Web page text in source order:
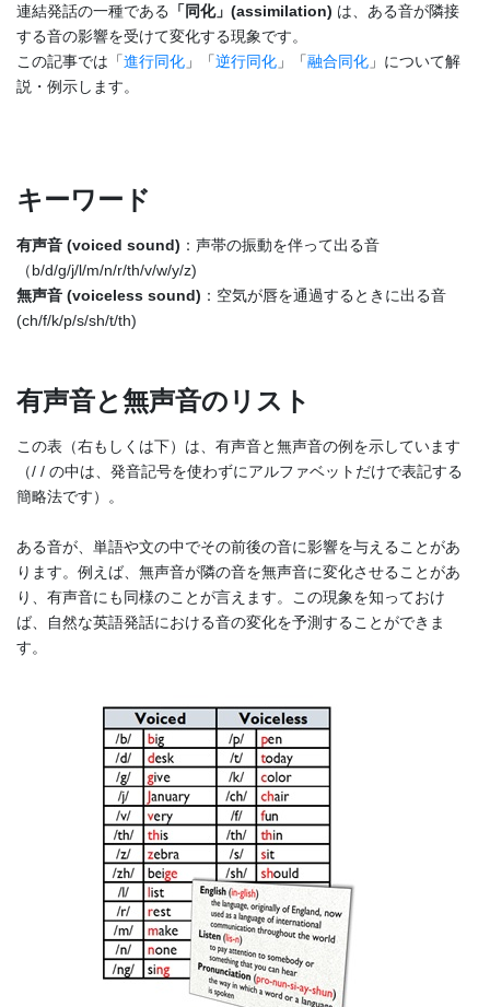
連結発話の一種である 「同化」(assimilation) は、ある音が隣接
する音の影響を受けて変化する現象です。
この記事では「進行同化 」「逆行同化 」「融合同化 」について解
説・例示します。
キーワード
有声音 (voiced sound) ：声帯の振動を伴って出る音
（b/d/g/j/l/m/n/r/th/v/w/y/z)
無声音 (voiceless sound) ：空気が唇を通過するときに出る音
(ch/f/k/p/s/sh/t/th)
有声音と無声音のリスト
この表（右もしくは下）は、有声音と無声音の例を示しています
（/ / の中は、発音記号を使わずにアルファベットだけで表記する
簡略法です）。
ある音が、単語や文の中でその前後の音に影響を与えることがあ
ります。例えば、無声音が隣の音を無声音に変化させることがあ
り、有声音にも同様のことが言えます。この現象を知っておけ
ば、自然な英語発話における音の変化を予測することができま
す。